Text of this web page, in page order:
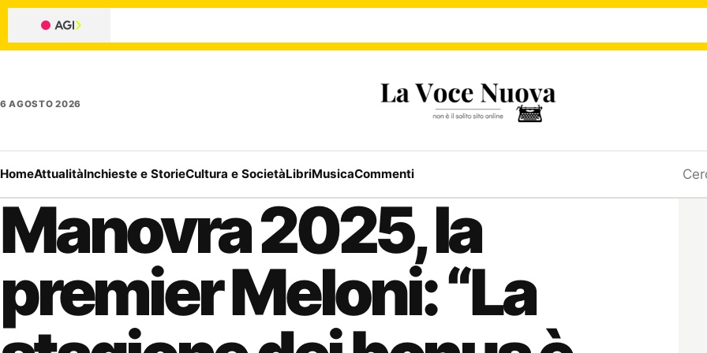
6 AGOSTO 2026
HomeAttualitàInchieste e StorieCultura e SocietàLibriMusicaCommenti
Manovra 2025, la
premier Meloni: “La